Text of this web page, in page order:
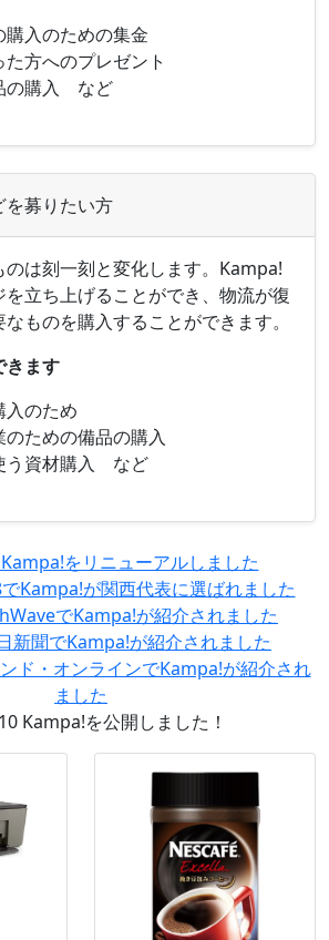
入のための集金
方へのプレゼント
の購入 など
を募りたい方
のは刻一刻と変化します。Kampa!
立ち上げることができ、物流が復
ものを購入することができます。
きます
入のため
のための備品の購入
う資材購入 など
をリニューアルしました
Kampa!が関西代表に選ばれました
でKampa!が紹介されました
新聞でKampa!が紹介されました
ド・オンラインでKampa!が紹介され
ました
Kampa!を公開しました！